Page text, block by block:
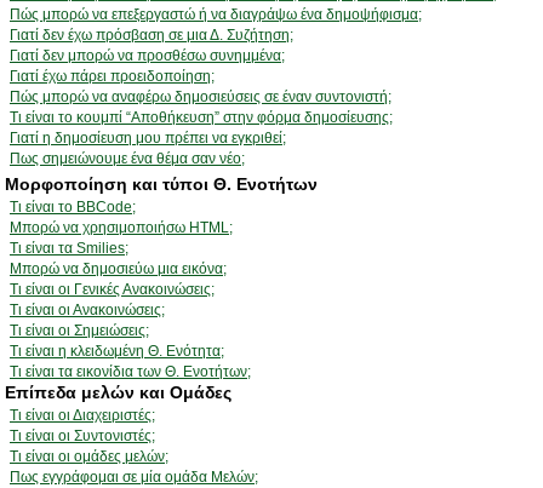
Πώς μπορώ να επεξεργαστώ ή να διαγράψω ένα δημοψήφισμα;
Γιατί δεν έχω πρόσβαση σε μια Δ. Συζήτηση;
Γιατί δεν μπορώ να προσθέσω συνημμένα;
Γιατί έχω πάρει προειδοποίηση;
Πώς μπορώ να αναφέρω δημοσιεύσεις σε έναν συντονιστή;
Τι είναι το κουμπί “Αποθήκευση” στην φόρμα δημοσίευσης;
Γιατί η δημοσίευση μου πρέπει να εγκριθεί;
Πως σημειώνουμε ένα θέμα σαν νέο;
Μορφοποίηση και τύποι Θ. Ενοτήτων
Τι είναι το BBCode;
Μπορώ να χρησιμοποιήσω HTML;
Τι είναι τα Smilies;
Μπορώ να δημοσιεύω μια εικόνα;
Τι είναι οι Γενικές Ανακοινώσεις;
Τι είναι οι Ανακοινώσεις;
Τι είναι οι Σημειώσεις;
Τι είναι η κλειδωμένη Θ. Ενότητα;
Τι είναι τα εικονίδια των Θ. Ενοτήτων;
Επίπεδα μελών και Ομάδες
Τι είναι οι Διαχειριστές;
Τι είναι οι Συντονιστές;
Τι είναι οι ομάδες μελών;
Πως εγγράφομαι σε μία ομάδα Μελών;